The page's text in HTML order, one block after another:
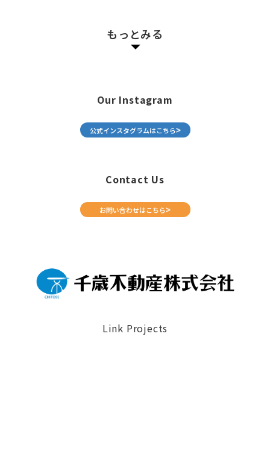
もっとみる
Our Instagram
公式インスタグラムはこちら
Contact Us
お問い合わせはこちら
Link Projects